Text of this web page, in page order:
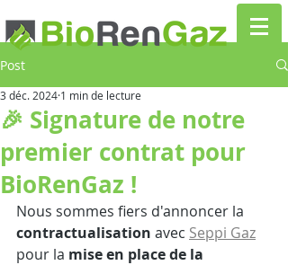
Post
🎉 Signature de notre
premier contrat pour
BioRenGaz !
3 déc. 2024 1 min de lecture
Nous sommes fiers d'annoncer la
contractualisation avec Seppi Gaz
pour la mise en place de la